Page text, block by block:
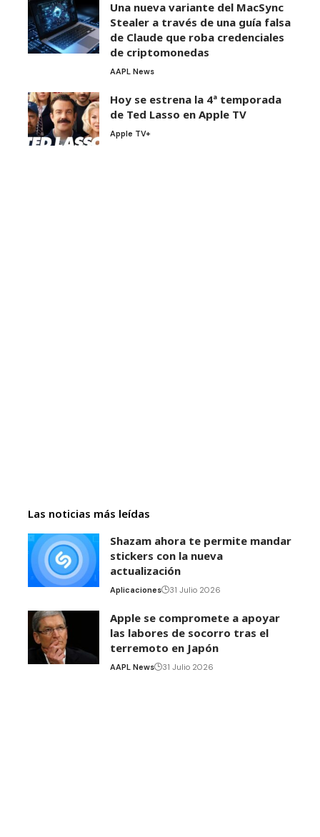
Una nueva variante del MacSync
Stealer a través de una guía falsa
de Claude que roba credenciales
de criptomonedas
AAPL News
Hoy se estrena la 4ª temporada
de Ted Lasso en Apple TV
Apple TV+
Las noticias más leídas
Shazam ahora te permite mandar
stickers con la nueva
actualización
Aplicaciones 31 Julio 2026
Apple se compromete a apoyar
las labores de socorro tras el
terremoto en Japón
AAPL News 31 Julio 2026